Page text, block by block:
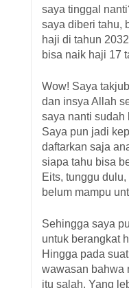
saya tinggal
saya diberi tahu,
haji di tahun
bisa naik haji 17
Wow! Saya
dan insya Allah
saya nanti sudah
Saya pun jadi
daftarkan saja
siapa tahu bisa
Eits, tunggu
belum mampu
Sehingga saya
untuk berangkat
Hingga pada
wawasan bahwa
itu salah. Yang